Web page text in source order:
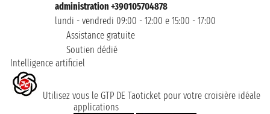
administration +390105704878
lundi - vendredi 09:00 - 12:00 e 15:00 - 17:00
Assistance gratuite
Soutien dédié
Intelligence artificiel
Utilisez vous le GTP DE Taoticket pour votre croisière idéale
applications